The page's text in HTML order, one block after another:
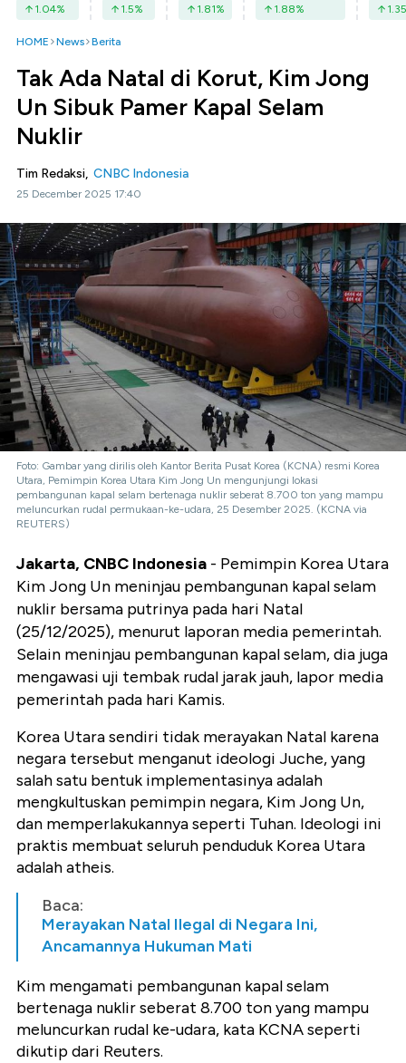
1.04% 1.5% 1.81% 1.88% 1.35
HOME News Berita
Tak Ada Natal di Korut, Kim Jong
Un Sibuk Pamer Kapal Selam
Nuklir
Tim Redaksi, CNBC Indonesia
25 December 2025 17:40
Foto: Gambar yang dirilis oleh Kantor Berita Pusat Korea (KCNA) resmi Korea
Utara, Pemimpin Korea Utara Kim Jong Un mengunjungi lokasi
pembangunan kapal selam bertenaga nuklir seberat 8.700 ton yang mampu
meluncurkan rudal permukaan-ke-udara, 25 Desember 2025. (KCNA via
REUTERS)
Jakarta, CNBC Indonesia - Pemimpin Korea Utara
Kim Jong Un meninjau pembangunan kapal selam
nuklir bersama putrinya pada hari Natal
(25/12/2025), menurut laporan media pemerintah.
Selain meninjau pembangunan kapal selam, dia juga
mengawasi uji tembak rudal jarak jauh, lapor media
pemerintah pada hari Kamis.
Korea Utara sendiri tidak merayakan Natal karena
negara tersebut menganut ideologi Juche, yang
salah satu bentuk implementasinya adalah
mengkultuskan pemimpin negara, Kim Jong Un,
dan memperlakukannya seperti Tuhan. Ideologi ini
praktis membuat seluruh penduduk Korea Utara
adalah atheis.
Baca:
Merayakan Natal Ilegal di Negara Ini,
Ancamannya Hukuman Mati
Kim mengamati pembangunan kapal selam
bertenaga nuklir seberat 8.700 ton yang mampu
meluncurkan rudal ke-udara, kata KCNA seperti
dikutip dari Reuters.